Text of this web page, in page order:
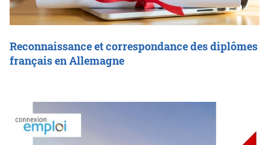
Reconnaissance et correspondance des diplômes
français en Allemagne